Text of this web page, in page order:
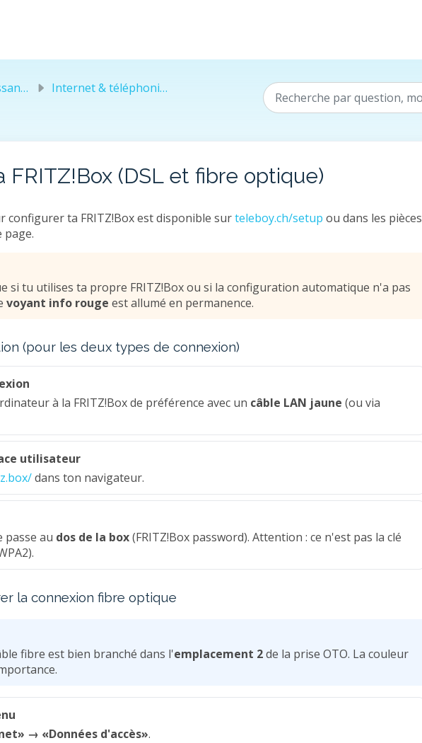
Internet & téléphonie fixe
FRITZ!Box (DSL et fibre optique)
configurer ta FRITZ!Box est disponible surteleboy.ch/setup ou dans les pièces
page.
si tu utilises ta propre FRITZ!Box ou si la configuration automatique n'a pas
voyant info rouge est allumé en permanence.
(pour les deux types de connexion)
à la FRITZ!Box de préférence avec un câble LAN jaune (ou via
utilisateur
dans ton navigateur.
passe au dos de la box(FRITZ!Box password). Attention : ce n'est pas la clé
la connexion fibre optique
fibre est bien branché dans l'emplacement 2de la prise OTO. La couleur
→ «Données d'accès».